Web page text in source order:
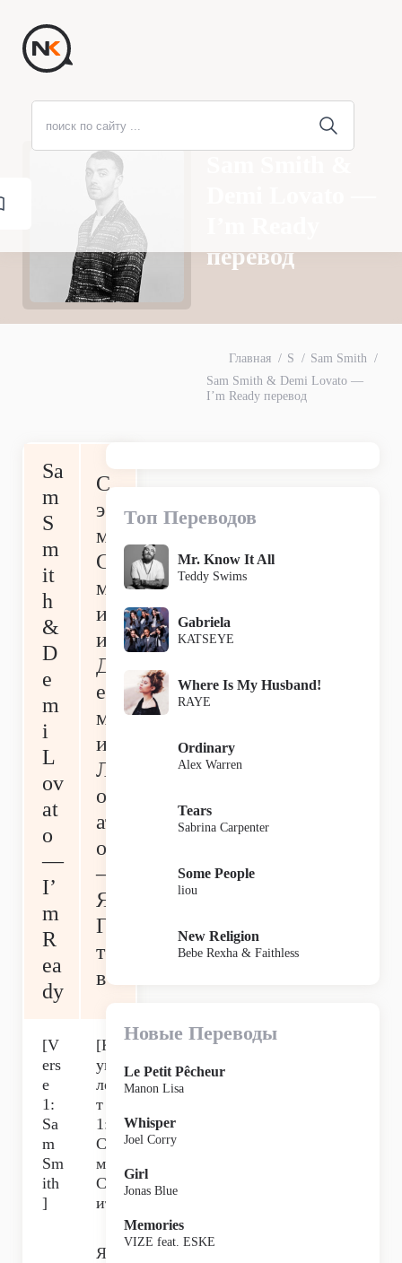
перевод
Главная S
Sam Smith
Sam Smith & Demi Lovato —
I’m Ready перевод
Sa
m
S
m
it
h
&
D
e
m
i
L
ov
at
o
—
I’
m
R
ea
dy
С
э
м
С
м
ит
и
Д
е
м
и
Л
ов
ат
о
—
Я
Го
то
в
[V
ers
e
1:
Sa
m
Sm
ith
]
[К
уп
ле
т
1:
Сэ
м
См
ит]
Я
Топ Переводов
Mr. Know It All
Teddy Swims
Gabriela
KATSEYE
Where Is My Husband!
RAYE
Ordinary
Alex Warren
Tears
Sabrina Carpenter
Some People
liou
New Religion
Bebe Rexha & Faithless
Новые Переводы
Le Petit Pêcheur
Manon Lisa
Whisper
Joel Corry
Girl
Jonas Blue
Memories
VIZE feat. ESKE